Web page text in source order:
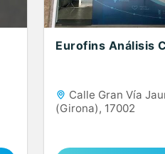
Eurofins Análisis
Calle Gran Vía
(Girona), 17002